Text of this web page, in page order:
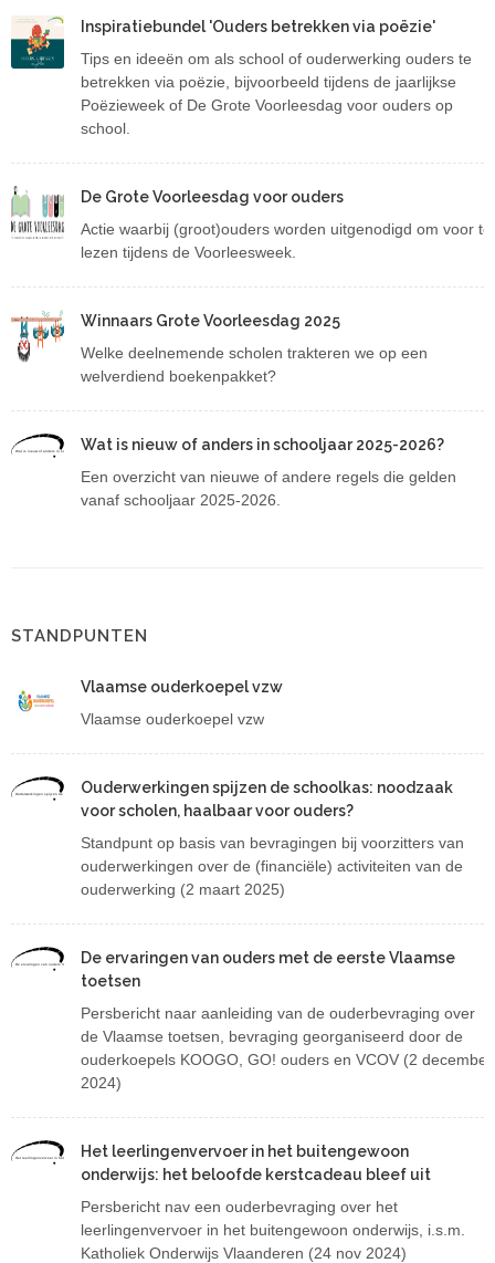
Inspiratiebundel 'Ouders betrekken via poëzie'
Tips en ideeën om als school of ouderwerking ouders te
betrekken via poëzie, bijvoorbeeld tijdens de jaarlijkse
Poëzieweek of De Grote Voorleesdag voor ouders op
school.
De Grote Voorleesdag voor ouders
Actie waarbij (groot)ouders worden uitgenodigd om voor te
lezen tijdens de Voorleesweek.
Winnaars Grote Voorleesdag 2025
Welke deelnemende scholen trakteren we op een
welverdiend boekenpakket?
Wat is nieuw of anders in schooljaar 2025-2026?Wat is nieuw of anders in schooljaar 2025-2026?
Een overzicht van nieuwe of andere regels die gelden
vanaf schooljaar 2025-2026.
STANDPUNTEN
Vlaamse ouderkoepel vzw
Vlaamse ouderkoepel vzw
Ouderwerkingen spijzen de schoolkas: noodzaak voor scholen, haalbaar voor ouders?
Ouderwerkingen spijzen de schoolkas: noodzaak
voor scholen, haalbaar voor ouders?
Standpunt op basis van bevragingen bij voorzitters van
ouderwerkingen over de (financiële) activiteiten van de
ouderwerking (2 maart 2025)
De ervaringen van ouders met de eerste Vlaamse toetsenDe ervaringen van ouders met de eerste Vlaamse
toetsen
Persbericht naar aanleiding van de ouderbevraging over
de Vlaamse toetsen, bevraging georganiseerd door de
ouderkoepels KOOGO, GO! ouders en VCOV (2 december
2024)
Het leerlingenvervoer in het buitengewoon onderwijs: het beloofde kerstcadeau bleef uit
Het leerlingenvervoer in het buitengewoon
onderwijs: het beloofde kerstcadeau bleef uit
Persbericht nav een ouderbevraging over het
leerlingenvervoer in het buitengewoon onderwijs, i.s.m.
Katholiek Onderwijs Vlaanderen (24 nov 2024)